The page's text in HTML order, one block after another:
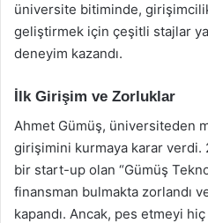
üniversite bitiminde,
geliştirmek için çeşitli stajlar
deneyim kazandı.
İlk Girişim ve Zorluklar
Ahmet Gümüş, üniversiteden
girişimini kurmaya karar verdi.
bir start-up olan “Gümüş
finansman bulmakta zorlandı
kapandı. Ancak, pes etmeyi